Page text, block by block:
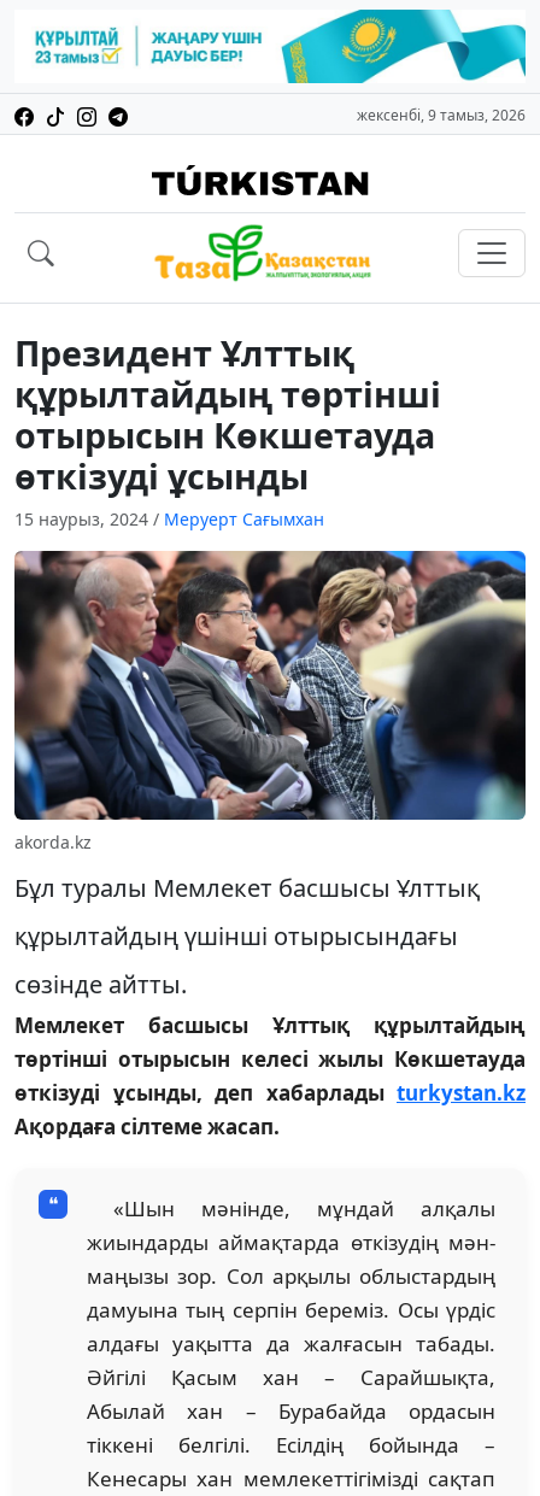
жексенбі, 9 тамыз, 2026
Президент Ұлттық
құрылтайдың төртінші
отырысын Көкшетауда
өткізуді ұсынды
15 наурыз, 2024 / Меруерт Сағымхан
akorda.kz
Бұл туралы Мемлекет басшысы Ұлттық
құрылтайдың үшінші отырысындағы
сөзінде айтты.
Мемлекет басшысы Ұлттық құрылтайдың
төртінші отырысын келесі жылы Көкшетауда
өткізуді ұсынды, деп хабарлады turkystan.kz
Ақордаға сілтеме жасап.
«Шын мәнінде, мұндай алқалы
жиындарды аймақтарда өткізудің мән-
маңызы зор. Сол арқылы облыстардың
дамуына тың серпін береміз. Осы үрдіс
алдағы уақытта да жалғасын табады.
Әйгілі Қасым хан – Сарайшықта,
Абылай хан – Бурабайда ордасын
тіккені белгілі. Есілдің бойында –
Кенесары хан мемлекеттігімізді сақтап